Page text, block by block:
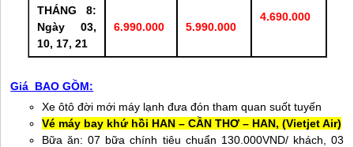
THÁNG 8:
Ngày 03,
10, 17, 21
6.990.000 5.990.000
4.690.000
Giá BAO GỒM:
Xe ôtô đời mới máy lạnh đưa đón tham quan suốt tuyến
Vé máy bay khứ hồi HAN – CẦN THƠ – HAN, (Vietjet Air)
Bữa ăn: 07 bữa chính tiêu chuẩn 130.000VND/ khách, 03